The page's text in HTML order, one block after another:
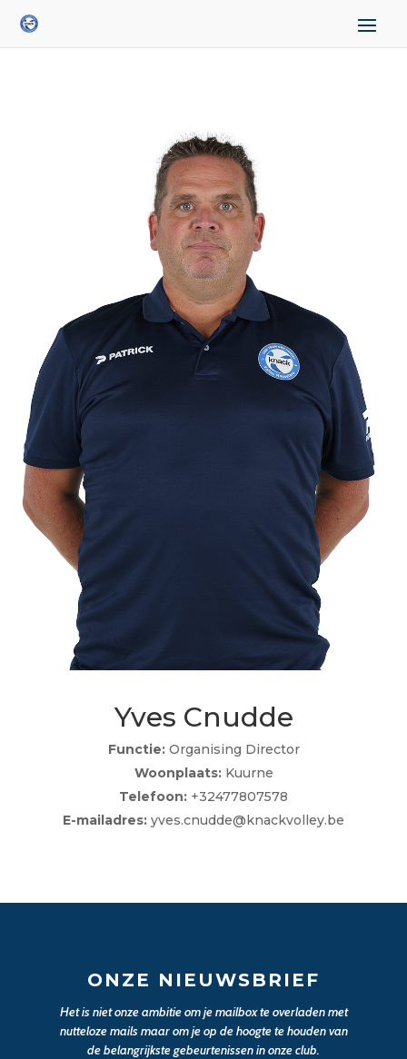
Yves Cnudde
Functie:Organising Director
Woonplaats:Kuurne
Telefoon: +32477807578
E-mailadres: yves.cnudde@knackvolley.be
ONZE NIEUWSBRIEF
Het is niet onze ambitie om je mailbox te overladen met
nutteloze mails maar om je op de hoogte te houden van
de belangrijkste gebeurtenissen in onze club.